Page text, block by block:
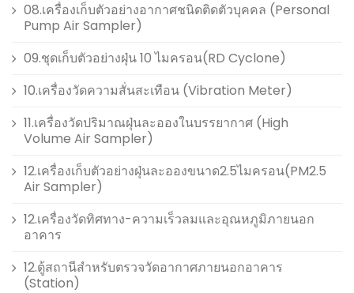
08.เครื่องเก็บตัวอย่างอากาศชนิดติดตัวบุคคล (Personal
Pump Air Sampler)
09.ชุดเก็บตัวอย่างฝุ่น 10 ไมครอน(RD Cyclone)
10.เครื่องวัดความสั่นสะเทือน (Vibration Meter)
11.เครื่องวัดปริมาณฝุ่นละอองในบรรยากาศ (High
Volume Air Sampler)
12.เครื่องเก็บตัวอย่างฝุ่นละอองขนาด2.5ไมครอน(PM2.5
Air Sampler)
12.เครื่องวัดทิศทาง-ความเร็วลมและอุณหภูมิภายนอก
อาคาร
12.ตู้สถานีสำหรับตรวจวัดอากาศภายนอกอาคาร
(Station)